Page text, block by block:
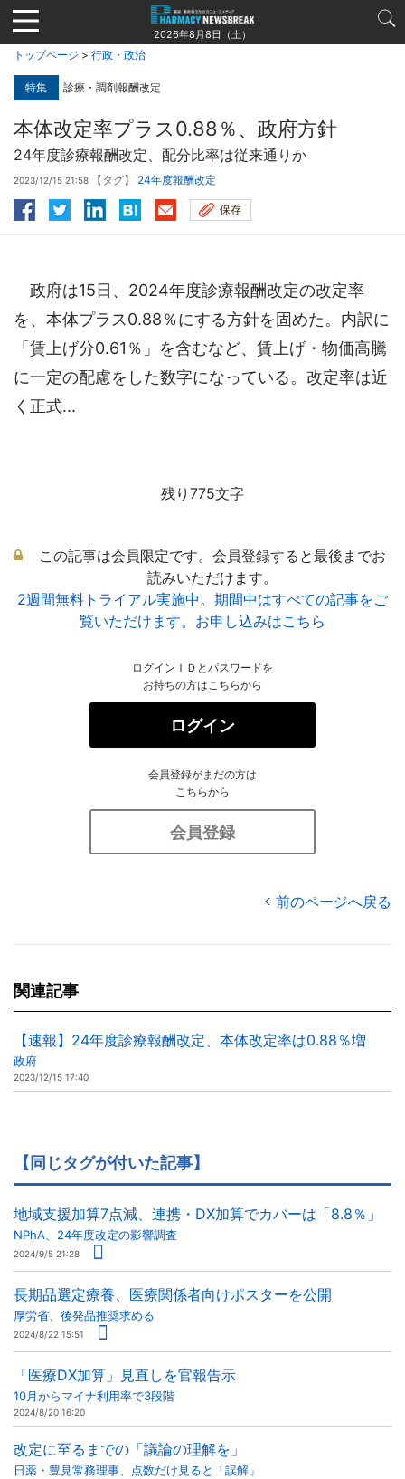
Jump
to
navigation
2026年8月8日（土）
トップページ > 行政・政治
特集 診療・調剤報酬改定
本体改定率プラス0.88％、政府方針
24年度診療報酬改定、配分比率は従来通りか
2023/12/15 21:58 【タグ】 24年度報酬改定
保存
政府は15日、2024年度診療報酬改定の改定率
を、本体プラス0.88％にする方針を固めた。内訳に
「賃上げ分0.61％」を含むなど、賃上げ・物価高騰
に一定の配慮をした数字になっている。改定率は近
く正式...
残り775文字
この記事は会員限定です。会員登録すると最後までお
読みいただけます。
2週間無料トライアル実施中。期間中はすべての記事をご
覧いただけます。お申し込みはこちら
ログインＩＤとパスワードを
お持ちの方はこちらから
ログイン
会員登録がまだの方は
こちらから
会員登録
前のページへ戻る
関連記事
【速報】24年度診療報酬改定、本体改定率は0.88％増
政府
2023/12/15 17:40
【同じタグが付いた記事】
地域支援加算7点減、連携・DX加算でカバーは「8.8％」
NPhA、24年度改定の影響調査
2024/9/5 21:28
長期品選定療養、医療関係者向けポスターを公開
厚労省、後発品推奨求める
2024/8/22 15:51
「医療DX加算」見直しを官報告示
10月からマイナ利用率で3段階
2024/8/20 16:20
改定に至るまでの「議論の理解を」
日薬・豊見常務理事、点数だけ見ると「誤解」